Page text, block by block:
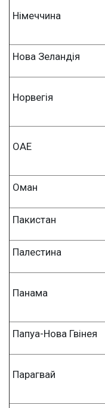
Німеччина
Нова Зеландія
Норвегія
ОАЕ
Оман
Пакистан
Палестина
Панама
Папуа-Нова Гвінея
Парагвай